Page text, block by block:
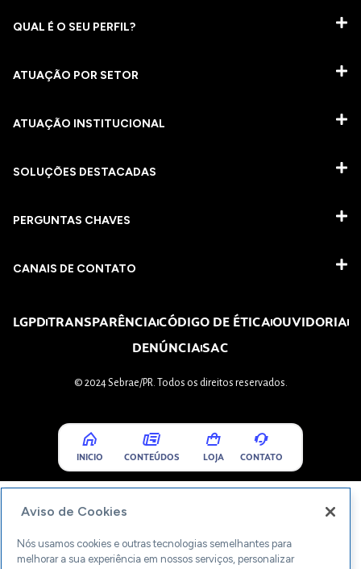
QUAL É O SEU PERFIL?
ATUAÇÃO POR SETOR
ATUAÇÃO INSTITUCIONAL
SOLUÇÕES DESTACADAS
PERGUNTAS CHAVES​
CANAIS DE CONTATO
LGPDTRANSPARÊNCIACÓDIGO DE ÉTICAOUVIDORIA
DENÚNCIASAC
© 2024 Sebrae/PR. Todos os direitos reservados.
INICIO CONTEÚDOS LOJA CONTATO
Aviso de Cookies
Nós usamos cookies e outras tecnologias semelhantes para
melhorar a sua experiência em nossos serviços, personalizar